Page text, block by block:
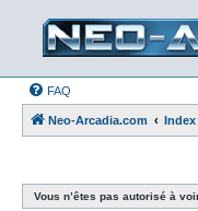
FAQ
Neo-Arcadia.com
Vous n’êtes pas autorisé à